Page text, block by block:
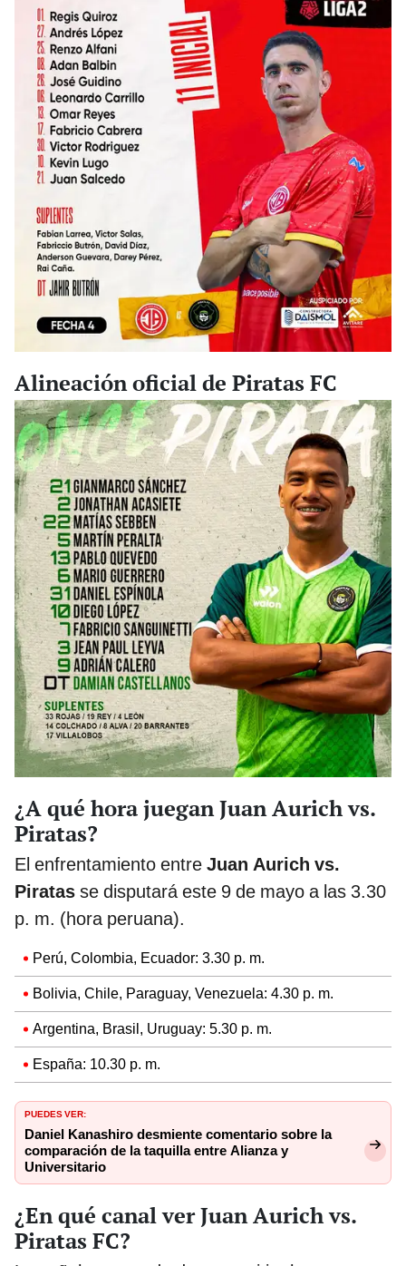
Alineación oficial de Piratas FC
¿A qué hora juegan Juan Aurich vs.
Piratas?
El enfrentamiento entre Juan Aurich vs.
Piratas se disputará este 9 de mayo a las 3.30
p. m. (hora peruana).
Perú, Colombia, Ecuador: 3.30 p. m.
Bolivia, Chile, Paraguay, Venezuela: 4.30 p. m.
Argentina, Brasil, Uruguay: 5.30 p. m.
España: 10.30 p. m.
PUEDES VER:
Daniel Kanashiro desmiente comentario sobre la
comparación de la taquilla entre Alianza y
Universitario
¿En qué canal ver Juan Aurich vs.
Piratas FC?